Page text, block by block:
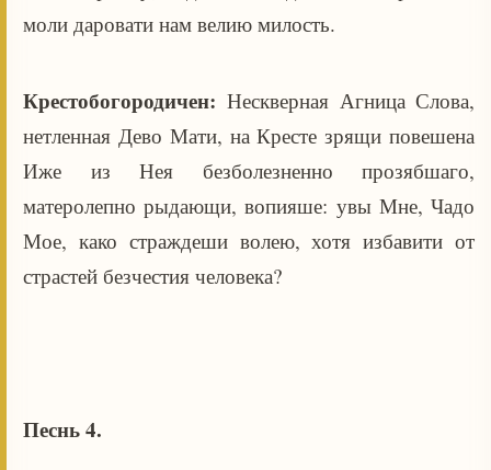
моли даровати нам велию милость.
Крестобогородичен:Нескверная Агница Слова,
нетленная Дево Мати, на Кресте зрящи повешена
Иже из Нея безболезненно прозябшаго,
матеролепно рыдающи, вопияше: увы Мне, Чадо
Мое, како страждеши волею, хотя избавити от
страстей безчестия человека?
Песнь 4.